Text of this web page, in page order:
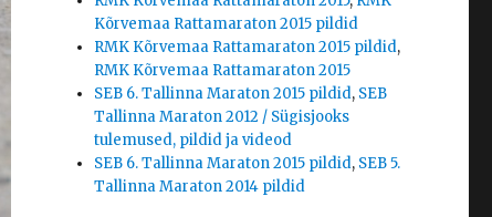
Kõrvemaa Rattamaraton 2015 pildid
RMK Kõrvemaa Rattamaraton 2015 pildid,
RMK Kõrvemaa Rattamaraton 2015
SEB 6. Tallinna Maraton 2015 pildid, SEB
Tallinna Maraton 2012 / Sügisjooks
tulemused, pildid ja videod
SEB 6. Tallinna Maraton 2015 pildid, SEB 5.
Tallinna Maraton 2014 pildid